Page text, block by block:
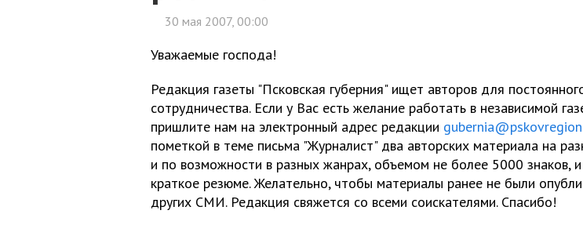
30 мая 2007, 00:00
Уважаемые господа!
Редакция газеты "Псковская губерния" ищет авторов для
сотрудничества. Если у Вас есть желание работать в независимой
пришлите нам на электронный адрес редакции
пометкой в теме письма "Журналист" два авторских материала на
и по возможности в разных жанрах, объемом не более 5000 знаков,
краткое резюме. Желательно, чтобы материалы ранее не были
других СМИ. Редакция свяжется со всеми соискателями. Спасибо!